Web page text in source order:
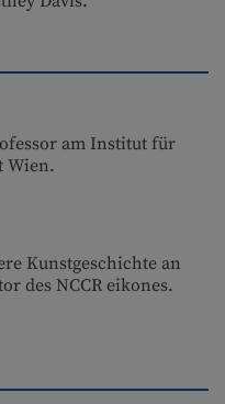
am Institut für
Wien.
Kunstgeschichte an
des NCCR eikones.